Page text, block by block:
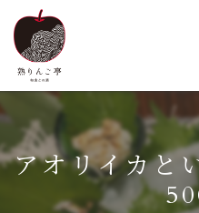
アオリイカと